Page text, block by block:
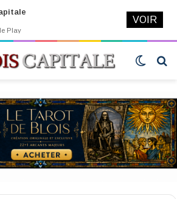
Switch
Play
VOIR